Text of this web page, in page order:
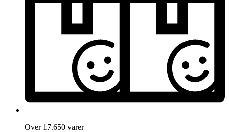
Over 17.650 varer